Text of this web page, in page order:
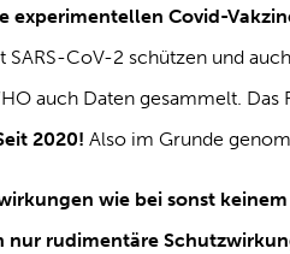
experimentellen Covid-
CoV-2 schützen und
auch Daten gesammelt. Das
2020! Also im Grunde
wie bei sonst
nur rudimentäre